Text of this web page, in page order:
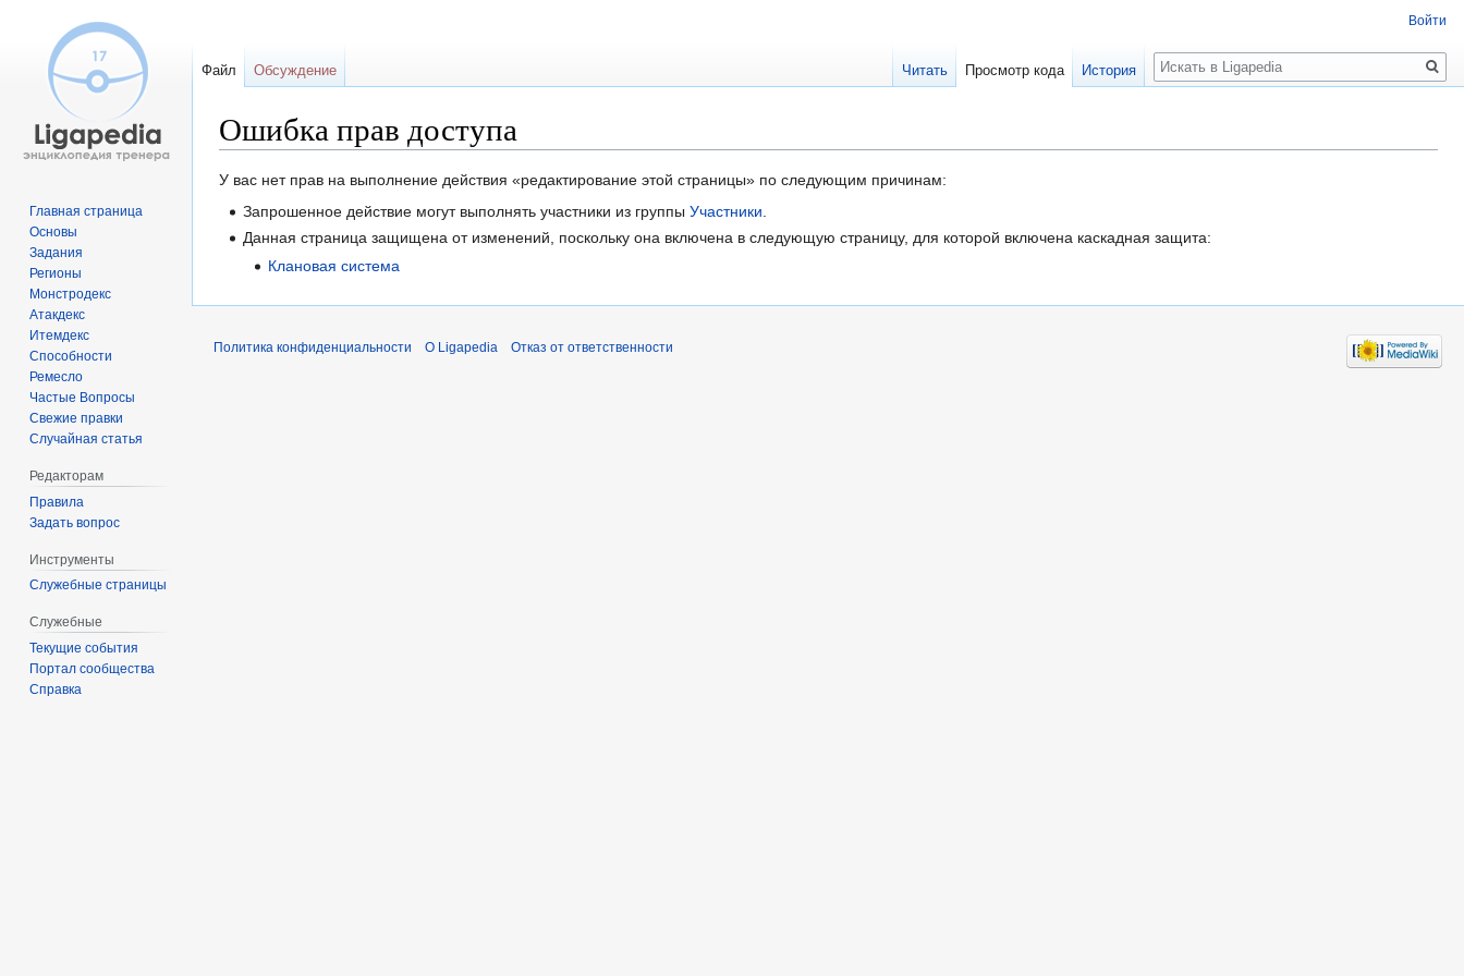
Ошибка прав доступа
Перейти
Перейти
У вас нет прав на выполнение действия «редактирование этой страницы» по следующим причинам:
Запрошенное действие могут выполнять участники из группыУчастники.
Данная страница защищена от изменений, поскольку она включена в следующую страницу, для которой включена каскадная защита:
Клановая система
Войти
Файл Обсуждение Читать Просмотр кода История
Поиск
Главная страница
Основы
Задания
Регионы
Монстродекс
Атакдекс
Итемдекс
Способности
Ремесло
Частые Вопросы
Свежие правки
Случайная статья
Редакторам
Правила
Задать вопрос
Инструменты
Служебные страницы
Служебные
Текущие события
Портал сообщества
Справка
Политика конфиденциальности О Ligapedia Отказ от ответственности